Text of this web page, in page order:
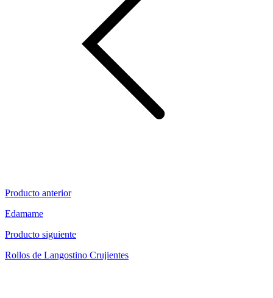
Producto anterior
Edamame
Producto siguiente
Rollos de Langostino Crujientes